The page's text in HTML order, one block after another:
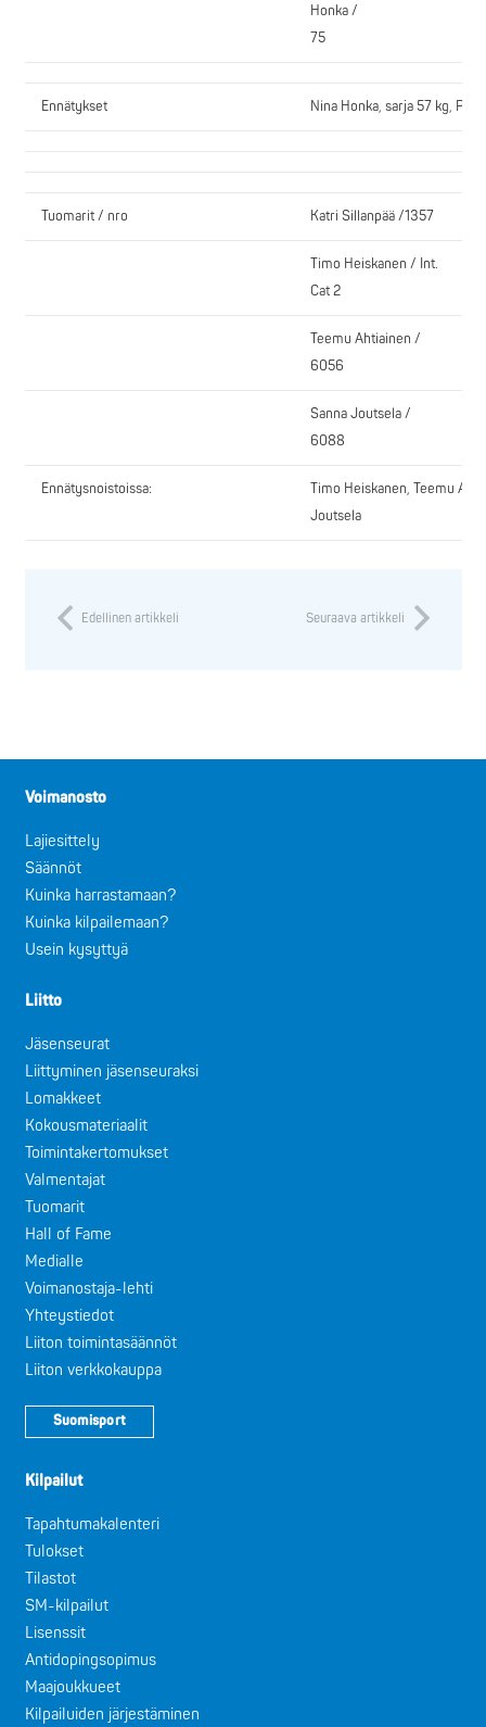
Honka /
75
Ennätykset Nina Honka, sarja 57 kg, PP
Tuomarit / nro Katri Sillanpää /1357
Timo Heiskanen / Int.
Cat 2
Teemu Ahtiainen /
6056
Sanna Joutsela /
6088
Ennätysnoistoissa:
Timo Heiskanen, Teemu
Joutsela
Edellinen artikkeli Seuraava artikkeli
Voimanosto
Lajiesittely
Säännöt
Kuinka harrastamaan?
Kuinka kilpailemaan?
Usein kysyttyä
Liitto
Jäsenseurat
Liittyminen jäsenseuraksi
Lomakkeet
Kokousmateriaalit
Toimintakertomukset
Valmentajat
Tuomarit
Hall of Fame
Medialle
Voimanostaja-lehti
Yhteystiedot
Liiton toimintasäännöt
Liiton verkkokauppa
Suomisport
Kilpailut
Tapahtumakalenteri
Tulokset
Tilastot
SM-kilpailut
Lisenssit
Antidopingsopimus
Maajoukkueet
Kilpailuiden järjestäminen